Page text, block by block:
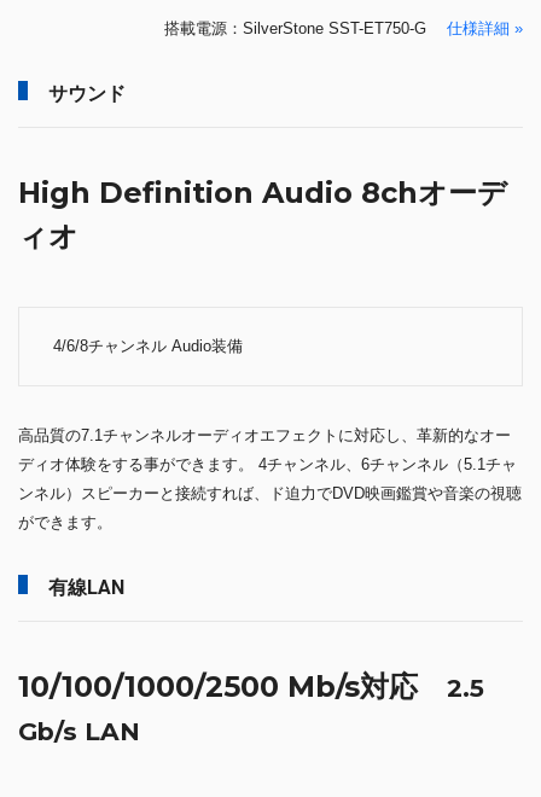
搭載電源：SilverStone SST-ET750-G 仕様詳細 »
サウンド
High Definition Audio 8chオーデ
ィオ
4/6/8チャンネル Audio装備
高品質の7.1チャンネルオーディオエフェクトに対応し、革新的なオー
ディオ体験をする事ができます。 4チャンネル、6チャンネル（5.1チャ
ンネル）スピーカーと接続すれば、ド迫力でDVD映画鑑賞や音楽の視聴
ができます。
有線LAN
10/100/1000/2500 Mb/s対応 2.5
Gb/s LAN